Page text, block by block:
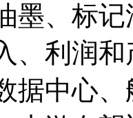
墨、标
、利润
据中心